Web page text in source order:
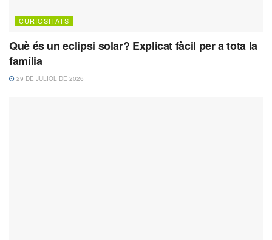
CURIOSITATS
Què és un eclipsi solar? Explicat fàcil per a tota la
família
29 DE JULIOL DE 2026